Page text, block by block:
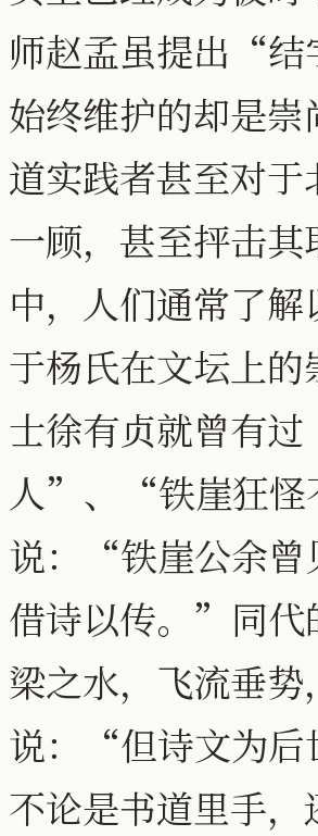
师赵孟虽提出“结
始终维护的却是
道实践者甚至对
一顾，甚至抨击
中，人们通常了
于杨氏在文坛上
士徐有贞就曾有
人”、“铁崖狂怪
说：“铁崖公余曾
借诗以传。”同代
梁之水，飞流垂
说：“但诗文为后
不论是书道里手